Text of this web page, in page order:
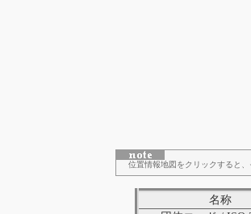
位置情報地図をクリックすると
名称